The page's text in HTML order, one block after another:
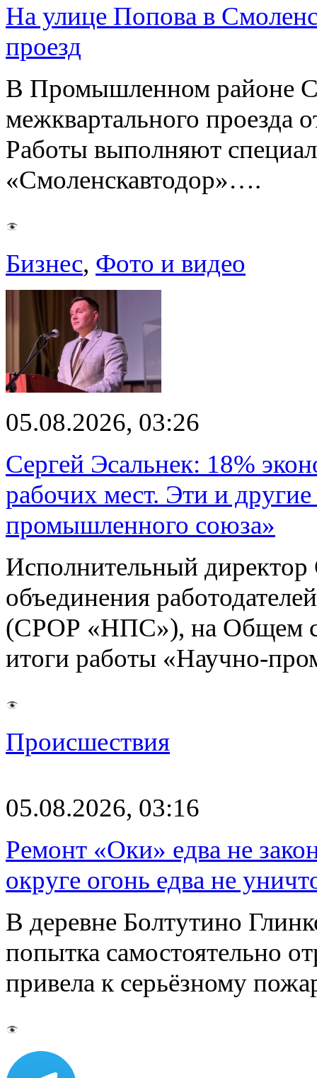
На улице Попова в
проезд
В Промышленном районе
межквартального
Работы выполняют
«Смоленскавтодор»….
Бизнес, Фото и видео
05.08.2026, 03:26
Сергей Эсальнек: 18%
рабочих мест. Эти и
промышленного союза»
Исполнительный директор
объединения
(СРОР «НПС»), на Общем
итоги работы «Научно-
Происшествия
05.08.2026, 03:16
Ремонт «Оки» едва не
округе огонь едва не
В деревне Болтутино
попытка самостоятельно
привела к серьёзному